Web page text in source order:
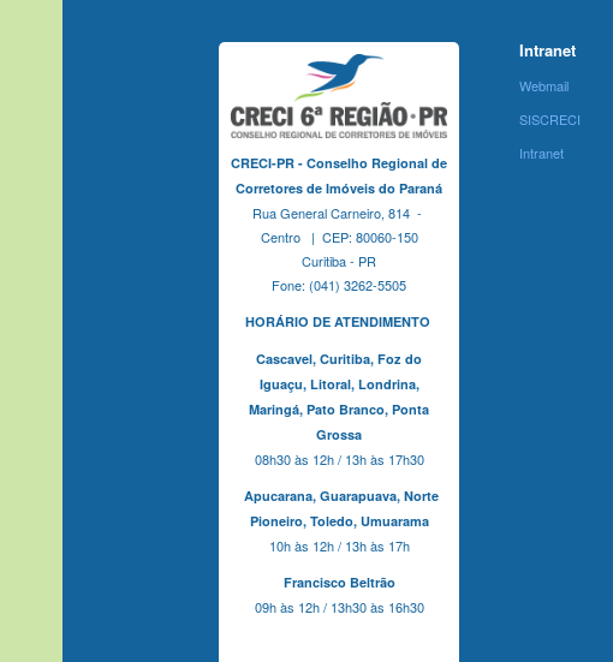
CRECI-PR - Conselho Regional de
Corretores de Imóveis do Paraná
Rua General Carneiro, 814 -
Centro | CEP: 80060-150
Curitiba - PR
Fone: (041) 3262-5505
HORÁRIO DE ATENDIMENTO
Cascavel, Curitiba, Foz do
Iguaçu, Litoral, Londrina,
Maringá, Pato Branco, Ponta
Grossa
08h30 às 12h / 13h às 17h30
Apucarana, Guarapuava, Norte
Pioneiro, Toledo, Umuarama
10h às 12h / 13h às 17h
Francisco Beltrão
09h às 12h / 13h30 às 16h30
Intranet
Webmail
SISCRECI
Intranet